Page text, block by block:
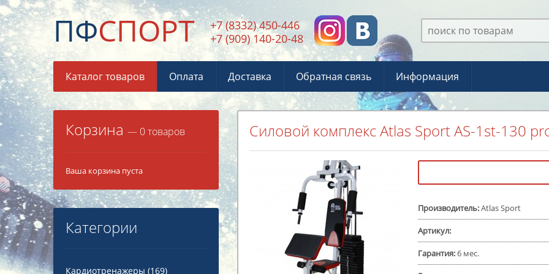
ПФСПОРТ
+7 (8332) 450-446
+7 (909) 140-20-48
Каталог товаров Оплата Доставка Обратная связь Информация
Корзина — 0 товаров
Ваша корзина пуста
Категории
Кардиотренажеры (169)
Силовой комплекс Atlas Sport AS-1st-130
Производитель:Atlas Sport
Артикул:
Гарантия:6 мес.